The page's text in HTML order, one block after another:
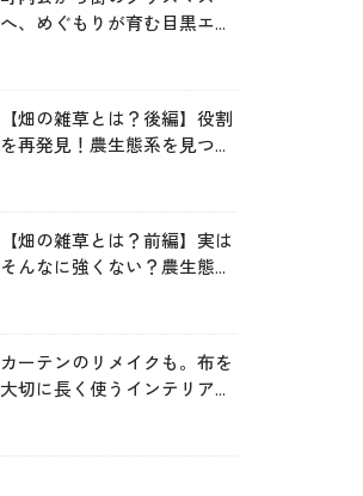
へ、めぐもりが育む目黒エリ
【畑の雑草とは？後編】役割
を再発見！農生態系を見つめ
【畑の雑草とは？前編】実は
そんなに強くない？農生態系
カーテンのリメイクも。布を
大切に長く使うインテリアの